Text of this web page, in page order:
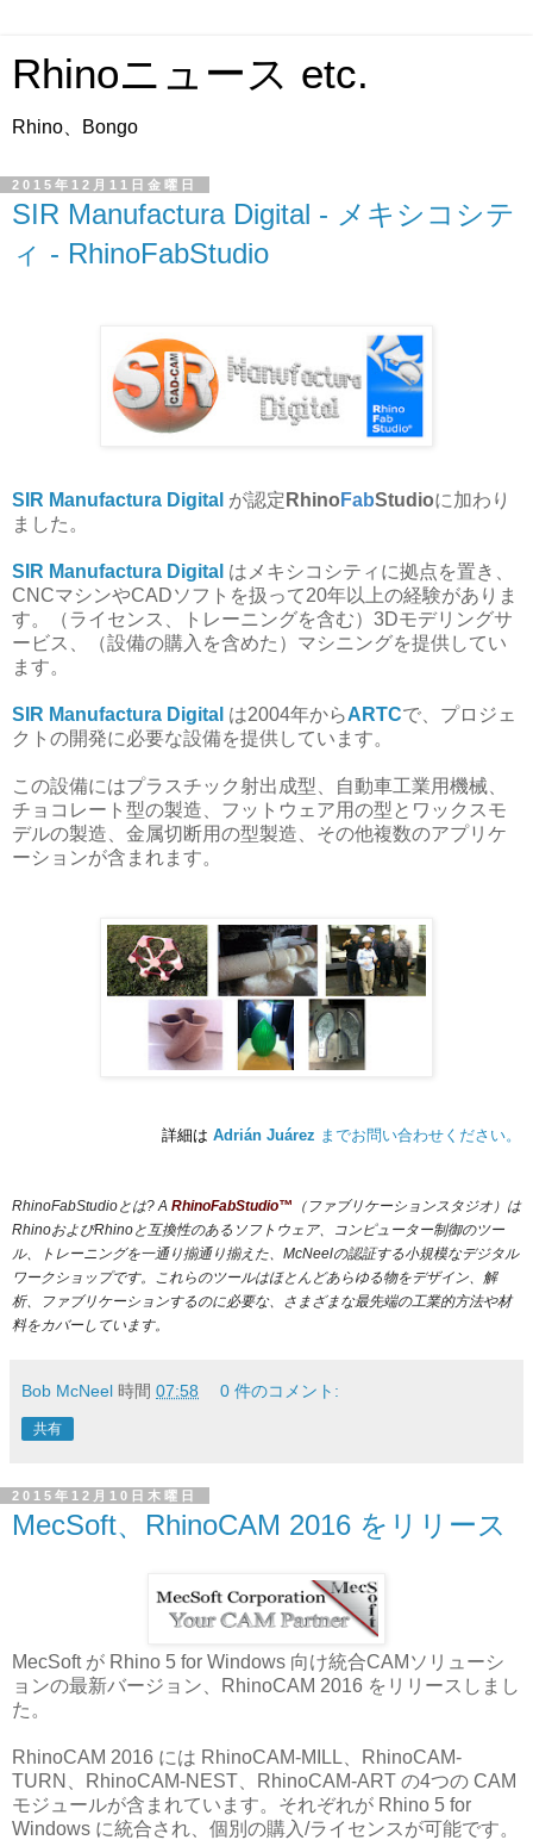
Rhinoニュース etc.
Rhino、Bongo
2015年12月11日金曜日
SIR Manufactura Digital - メキシコシテ
ィ - RhinoFabStudio
SIR Manufactura Digital が認定 Rhino FabStudioに加わり
ました。
SIR Manufactura Digital はメキシコシティに拠点を置き、
CNCマシンやCADソフトを扱って20年以上の経験がありま
す。（ライセンス、トレーニングを含む）3Dモデリングサ
ービス、（設備の購入を含めた）マシニングを提供してい
ます。
SIR Manufactura Digital は2004年からARTCで、プロジェ
クトの開発に必要な設備を提供しています。
この設備にはプラスチック射出成型、自動車工業用機械、
チョコレート型の製造、フットウェア用の型とワックスモ
デルの製造、金属切断用の型製造、その他複数のアプリケ
ーションが含まれます。
詳細は Adrián Juárez までお問い合わせください。
RhinoFabStudioとは? A RhinoFabStudio™ （ファブリケーションスタジオ）は
RhinoおよびRhinoと互換性のあるソフトウェア、コンピューター制御のツー
ル、トレーニングを一通り揃通り揃えた、McNeelの認証する小規模なデジタル
ワークショップです。これらのツールはほとんどあらゆる物をデザイン、解
析、ファブリケーションするのに必要な、さまざまな最先端の工業的方法や材
料をカバーしています。
Bob McNeel 時間 07:58 0 件のコメント:
共有
2015年12月10日木曜日
MecSoft、RhinoCAM 2016 をリリース
MecSoft が Rhino 5 for Windows 向け統合CAMソリューシ
ョンの最新バージョン、RhinoCAM 2016 をリリースしまし
た。
RhinoCAM 2016 には RhinoCAM-MILL、RhinoCAM-
TURN、RhinoCAM-NEST、RhinoCAM-ART の4つの CAM
モジュールが含まれています。それぞれが Rhino 5 for
Windows に統合され、個別の購入/ライセンスが可能です。